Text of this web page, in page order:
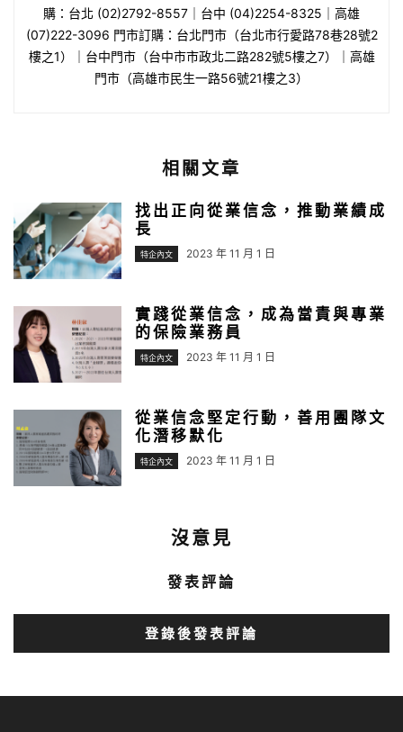
購：台北 (02)2792-8557｜台中 (04)2254-8325｜高雄
(07)222-3096 門市訂購：台北門市（台北市行愛路78巷28號2
樓之1）｜台中門市（台中市市政北二路282號5樓之7）｜高雄
門市（高雄市民生一路56號21樓之3）
相關文章
找出正向從業信念，推動業績成
長
特企內文 2023 年 11 月 1 日
實踐從業信念，成為當責與專業
的保險業務員
特企內文 2023 年 11 月 1 日
從業信念堅定行動，善用團隊文
化潛移默化
特企內文 2023 年 11 月 1 日
沒意見
發表評論
登錄後發表評論